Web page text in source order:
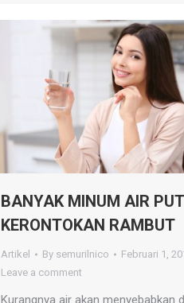
BANYAK MINUM AIR
KERONTOKAN RAMBUT
Artikel By semurilnico
Februari 1,
Leave a comment
Kurangnya air akan menyebabkan